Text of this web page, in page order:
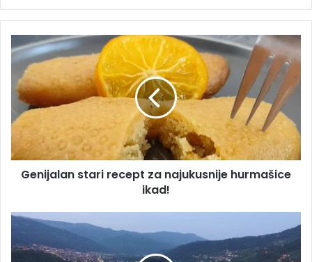
Genijalan
stari
recept
za
najukusnije
hurmašice
ikad!
Genijalan stari recept za najukusnije hurmašice
ikad!
Bh.
koji